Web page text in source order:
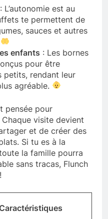
: L’autonomie est au
te permettent de
sauces et autres
enfants : Les bornes
pour être
petits, rendant leur
agréable.
pensée pour
visite devient
et de créer des
Si tu es à la
la famille pourra
sans tracas, Flunch
Caractéristiques